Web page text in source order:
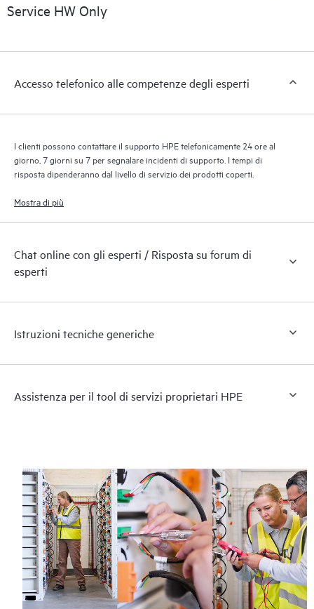
le modalità di interazione reciproca di tali prodotti. Con i nuovi
senza dover aprire una richiesta di supporto, nonché accedere
servizio HPE Tech Care, è possibile accedere a risorse HPE utili
prestazioni, dall’edge al cloud.
Service HW Only
Accesso telefonico alle competenze degli esperti
I clienti possono contattare il supporto HPE telefonicamente 24 ore al
giorno, 7 giorni su 7 per segnalare incidenti di supporto. I tempi di
risposta dipenderanno dal livello di servizio dei prodotti coperti.
Mostra di più
Chat online con gli esperti / Risposta su forum di
esperti
Istruzioni tecniche generiche
Assistenza per il tool di servizi proprietari HPE